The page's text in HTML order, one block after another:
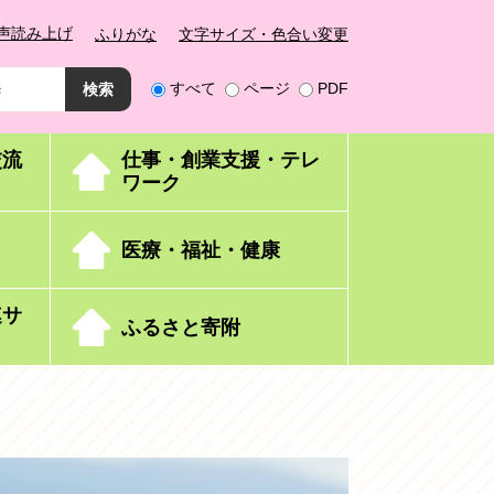
読み上げ ふりがな 文字サイズ・色合い変更
すべて ページ PDF
仕事・創業支援・テレ
ワーク
医療・福祉・健康
ふるさと寄附